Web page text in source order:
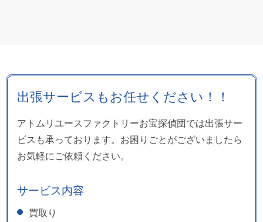
出張サービスもお任せください！！
アトムリユースファクトリーお宝探偵団では出張サー
ビスも承っております。お困りごとがございましたら
お気軽にご依頼ください。
サービス内容
買取り